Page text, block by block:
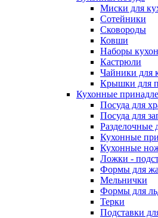
Миски для
Сотейники
Сковороды
Ковши
Наборы
Кастрюли
Чайники для
Крышки для
Кухонные
Посуда для
Посуда для
Разделочные
Кухонные
Кухонные
Ложки -
Формы для
Мельнички
Формы для
Терки
Подставки